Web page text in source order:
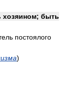
хозяином; быть
постоялого
)